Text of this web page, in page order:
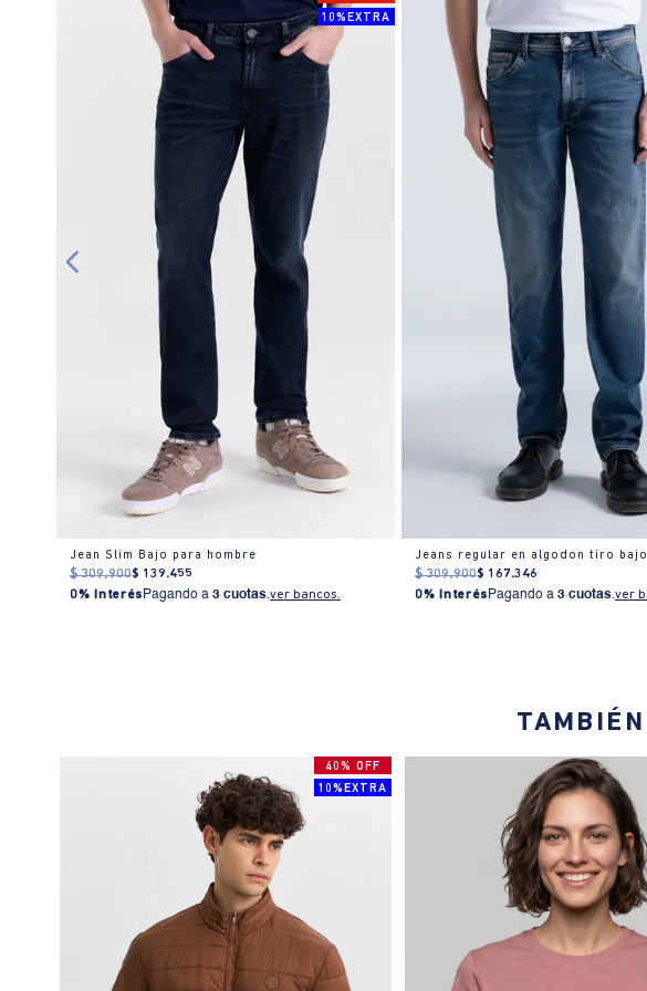
10%EXTRA
Jean Slim Bajo para hombre
$ 309.900$ 139.455
0% Interés Pagando a3 cuotas.ver bancos.
Jeans regular en algodon tiro bajo
$ 309.900$ 167.346
0% Interés Pagando a3 cuotas.ver
40% OFF
10%EXTRA